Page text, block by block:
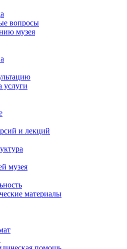
вопросы
музея
услуги
и лекций
музея
материалы